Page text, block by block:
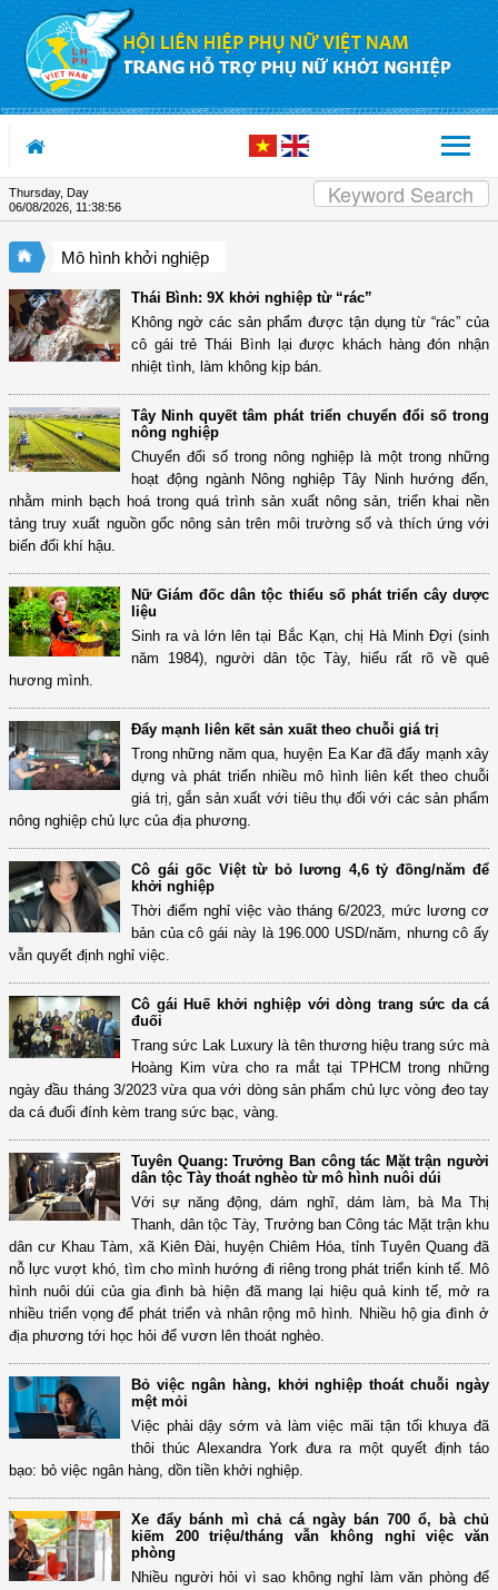
Skip to Content
Thursday, Day
06/08/2026 11:38:56
Mô hình khởi nghiệp
Thái Bình: 9X khởi nghiệp từ “rác”
Không ngờ các sản phẩm được tận dụng từ “rác” của
cô gái trẻ Thái Bình lại được khách hàng đón nhận
nhiệt tình, làm không kịp bán.
Tây Ninh quyết tâm phát triển chuyển đổi số trong
nông nghiệp
Chuyển đổi số trong nông nghiệp là một trong những
hoạt động ngành Nông nghiệp Tây Ninh hướng đến,
nhằm minh bạch hoá trong quá trình sản xuất nông sản, triển khai nền
tảng truy xuất nguồn gốc nông sản trên môi trường số và thích ứng với
biến đổi khí hậu.
Nữ Giám đốc dân tộc thiểu số phát triển cây dược
liệu
Sinh ra và lớn lên tại Bắc Kạn, chị Hà Minh Đợi (sinh
năm 1984), người dân tộc Tày, hiểu rất rõ về quê
hương mình.
Đẩy mạnh liên kết sản xuất theo chuỗi giá trị
Trong những năm qua, huyện Ea Kar đã đẩy mạnh xây
dựng và phát triển nhiều mô hình liên kết theo chuỗi
giá trị, gắn sản xuất với tiêu thụ đối với các sản phẩm
nông nghiệp chủ lực của địa phương.
Cô gái gốc Việt từ bỏ lương 4,6 tỷ đồng/năm để
khởi nghiệp
Thời điểm nghỉ việc vào tháng 6/2023, mức lương cơ
bản của cô gái này là 196.000 USD/năm, nhưng cô ấy
vẫn quyết định nghỉ việc.
Cô gái Huế khởi nghiệp với dòng trang sức da cá
đuối
Trang sức Lak Luxury là tên thương hiệu trang sức mà
Hoàng Kim vừa cho ra mắt tại TPHCM trong những
ngày đầu tháng 3/2023 vừa qua với dòng sản phẩm chủ lực vòng đeo tay
da cá đuối đính kèm trang sức bạc, vàng.
Tuyên Quang: Trưởng Ban công tác Mặt trận người
dân tộc Tày thoát nghèo từ mô hình nuôi dúi
Với sự năng động, dám nghĩ, dám làm, bà Ma Thị
Thanh, dân tộc Tày, Trưởng ban Công tác Mặt trận khu
dân cư Khau Tàm, xã Kiên Đài, huyện Chiêm Hóa, tỉnh Tuyên Quang đã
nỗ lực vượt khó, tìm cho mình hướng đi riêng trong phát triển kinh tế. Mô
hình nuôi dúi của gia đình bà hiện đã mang lại hiệu quả kinh tế, mở ra
nhiều triển vọng để phát triển và nhân rộng mô hình. Nhiều hộ gia đình ở
địa phương tới học hỏi để vươn lên thoát nghèo.
Bỏ việc ngân hàng, khởi nghiệp thoát chuỗi ngày
mệt mỏi
Việc phải dậy sớm và làm việc mãi tận tối khuya đã
thôi thúc Alexandra York đưa ra một quyết định táo
bạo: bỏ việc ngân hàng, dồn tiền khởi nghiệp.
Xe đẩy bánh mì chả cá ngày bán 700 ổ, bà chủ
kiếm 200 triệu/tháng vẫn không nghỉ việc văn
phòng
Nhiều người hỏi vì sao không nghỉ làm văn phòng để